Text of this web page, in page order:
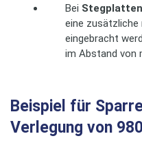
Bei
eine
eingebracht
im Abstand von
Beispiel für
Verlegung von